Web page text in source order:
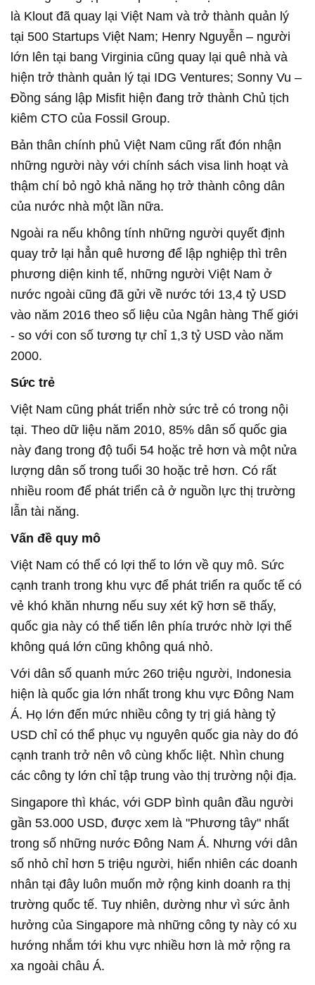
là Klout đã quay lại Việt Nam và trở thành quản lý
tại 500 Startups Việt Nam; Henry Nguyễn – người
lớn lên tại bang Virginia cũng quay lại quê nhà và
hiện trở thành quản lý tại IDG Ventures; Sonny Vu –
Đồng sáng lập Misfit hiện đang trở thành Chủ tịch
kiêm CTO của Fossil Group.
Bản thân chính phủ Việt Nam cũng rất đón nhận
những người này với chính sách visa linh hoạt và
thậm chí bỏ ngỏ khả năng họ trở thành công dân
của nước nhà một lần nữa.
Ngoài ra nếu không tính những người quyết định
quay trở lại hẳn quê hương để lập nghiệp thì trên
phương diện kinh tế, những người Việt Nam ở
nước ngoài cũng đã gửi về nước tới 13,4 tỷ USD
vào năm 2016 theo số liệu của Ngân hàng Thế giới
- so với con số tương tự chỉ 1,3 tỷ USD vào năm
2000.
Sức trẻ
Việt Nam cũng phát triển nhờ sức trẻ có trong nội
tại. Theo dữ liệu năm 2010, 85% dân số quốc gia
này đang trong độ tuổi 54 hoặc trẻ hơn và một nửa
lượng dân số trong tuổi 30 hoặc trẻ hơn. Có rất
nhiều room để phát triển cả ở nguồn lực thị trường
lẫn tài năng.
Vấn đề quy mô
Việt Nam có thể có lợi thế to lớn về quy mô. Sức
cạnh tranh trong khu vực để phát triển ra quốc tế có
vẻ khó khăn nhưng nếu suy xét kỹ hơn sẽ thấy,
quốc gia này có thể tiến lên phía trước nhờ lợi thế
không quá lớn cũng không quá nhỏ.
Với dân số quanh mức 260 triệu người, Indonesia
hiện là quốc gia lớn nhất trong khu vực Đông Nam
Á. Họ lớn đến mức nhiều công ty trị giá hàng tỷ
USD chỉ có thể phục vụ nguyên quốc gia này do đó
cạnh tranh trở nên vô cùng khốc liệt. Nhìn chung
các công ty lớn chỉ tập trung vào thị trường nội địa.
Singapore thì khác, với GDP bình quân đầu người
gần 53.000 USD, được xem là "Phương tây" nhất
trong số những nước Đông Nam Á. Nhưng với dân
số nhỏ chỉ hơn 5 triệu người, hiển nhiên các doanh
nhân tại đây luôn muốn mở rộng kinh doanh ra thị
trường quốc tế. Tuy nhiên, dường như vì sức ảnh
hưởng của Singapore mà những công ty này có xu
hướng nhắm tới khu vực nhiều hơn là mở rộng ra
xa ngoài châu Á.